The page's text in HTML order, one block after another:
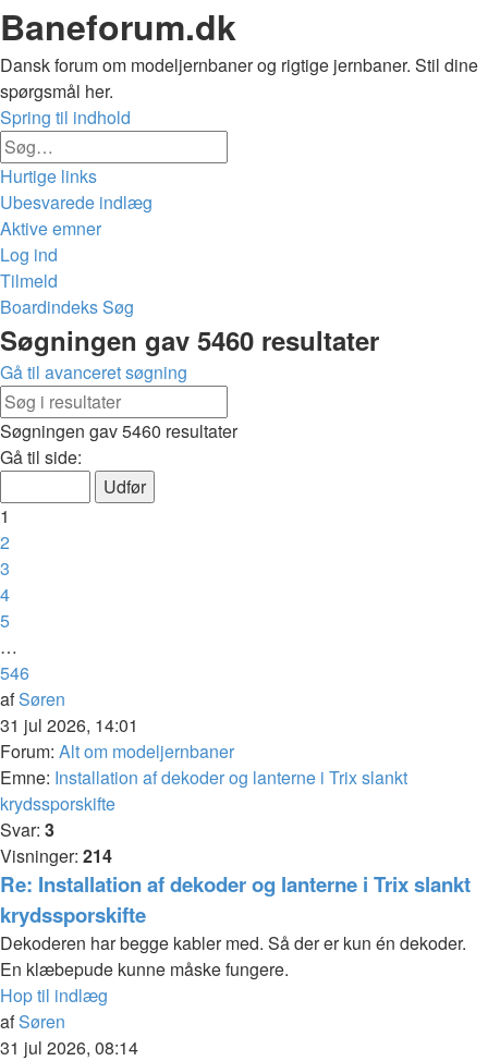
Baneforum.dk
Dansk forum om modeljernbaner og rigtige jernbaner. Stil dine
spørgsmål her.
Spring til indhold
Hurtige links
Ubesvarede indlæg
Aktive emner
Log ind
Tilmeld
BoardindeksSøg
Søg
Søgningen gav 5460 resultater
Gå til avanceret søgning
søgning
Søgningen gav 5460 resultater
Side
af
546
Gå til side:
1
2
3
4
5
…
546
Næste
afSøren
31 jul 2026, 14:01
Forum: Alt om modeljernbaner
Emne: Installation af dekoder og lanterne i Trix slankt
krydssporskifte
Svar: 3
Visninger: 214
Re: Installation af dekoder og lanterne i Trix slankt
krydssporskifte
Dekoderen har begge kabler med. Så der er kun én dekoder.
En klæbepude kunne måske fungere.
Hop til indlæg
afSøren
31 jul 2026, 08:14